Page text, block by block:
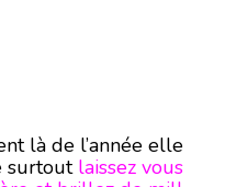
là de l’année elle
surtout laissez vous